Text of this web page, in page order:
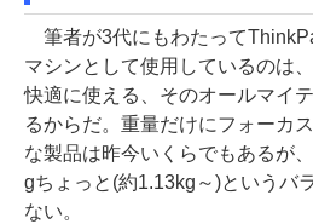
筆者が3代にもわたって
マシンとして使用しているのは
快適に使える、そのオールマイ
るからだ。重量だけにフォーカ
な製品は昨今いくらでもあるが
gちょっと(約1.13kg～)というバ
ない。